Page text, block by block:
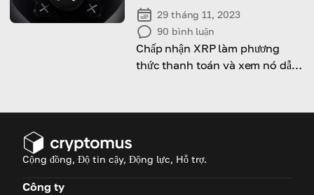
29 tháng 11, 2023
90 bình luận
Chấp nhận XRP làm phương
thức thanh toán và xem nó dẫn
Cộng đồng, Độ tin cậy, Động lực, Hỗ trợ.
Công ty